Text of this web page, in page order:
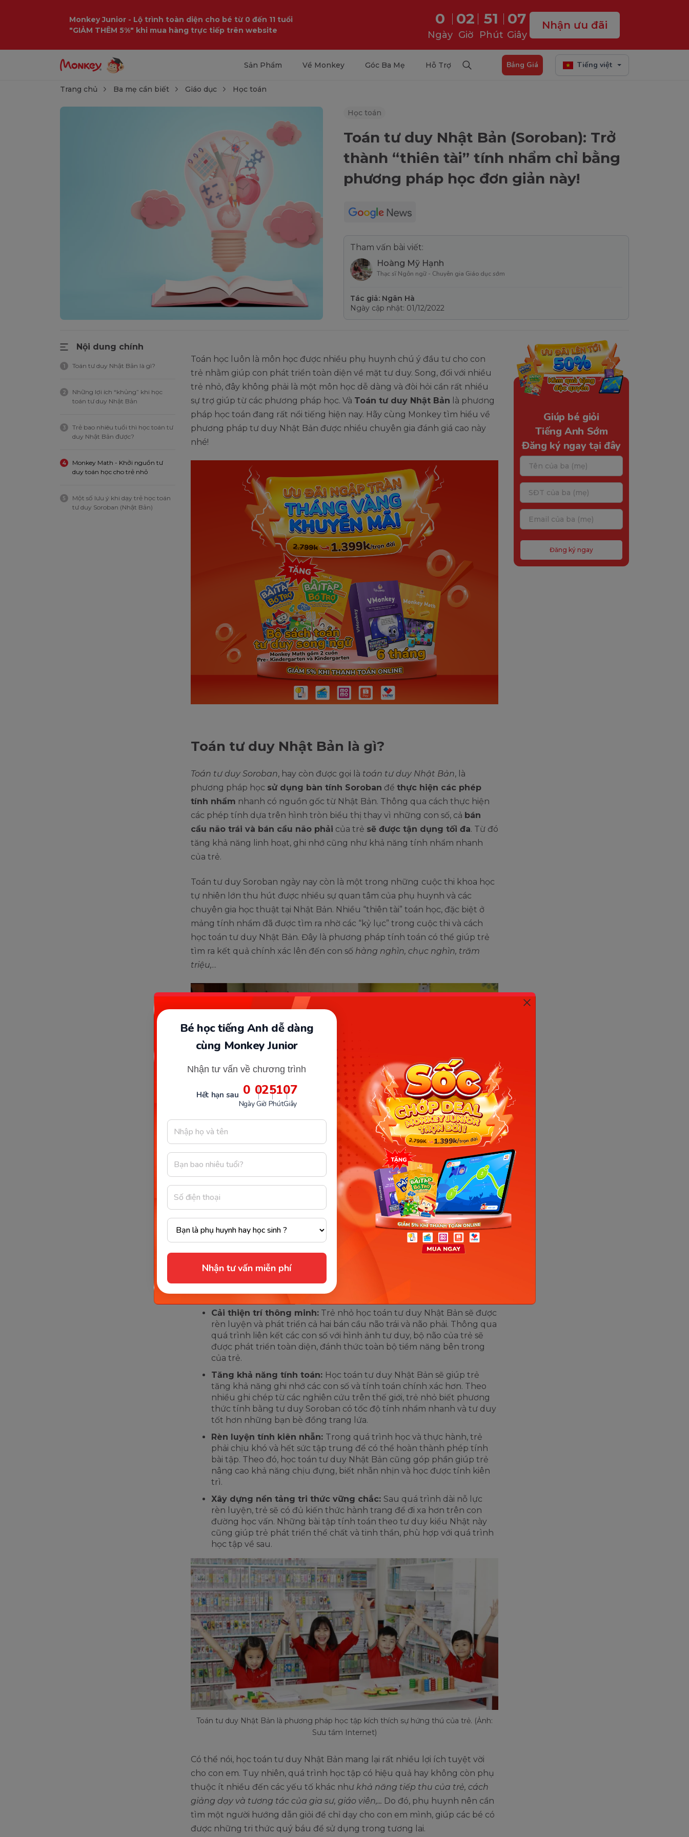
Monkey Junior - Lộ trình toàn diện cho bé từ 0 đến 11 tuổi
"GIẢM THÊM 5%" khi mua hàng trực tiếp trên website
0
Ngày
02
Giờ
51
Phút
06
Giây
Nhận ưu đãi
Sản Phẩm Về Monkey Góc Ba Mẹ Hỗ Trợ Bảng Giá Tiếng việt
Bé học tiếng Anh dễ dàng
cùng Monkey Junior
Nhận tư vấn về chương trình
Hết hạn sau 0
Ngày
02
Giờ
51
Phút
06
Giây
Nhận tư vấn miễn phí
Trang chủ Ba mẹ cần biết Giáo dục Học toán
Học toán
Toán tư duy Nhật Bản (Soroban): Trở
thành “thiên tài” tính nhẩm chỉ bằng
phương pháp học đơn giản này!
Tham vấn bài viết:
Hoàng Mỹ Hạnh
Thạc sĩ Ngôn ngữ - Chuyên gia Giáo dục sớm
Tác giả: Ngân Hà
Ngày cập nhật: 01/12/2022
Nội dung chính
1 Toán tư duy Nhật Bản là gì?
2
Những lợi ích “khủng” khi học
toán tư duy Nhật Bản
3
Trẻ bao nhiêu tuổi thì học toán tư
duy Nhật Bản được?
4
Monkey Math - Khởi nguồn tư
duy toán học cho trẻ nhỏ
5
Một số lưu ý khi dạy trẻ học toán
tư duy Soroban (Nhật Bản)
Toán học luôn là môn học được nhiều phụ huynh chú ý đầu tư cho con
trẻ nhằm giúp con phát triển toàn diện về mặt tư duy. Song, đối với nhiều
trẻ nhỏ, đây không phải là một môn học dễ dàng và đòi hỏi cần rất nhiều
sự trợ giúp từ các phương pháp học. Và Toán tư duy Nhật Bản là phương
pháp học toán đang rất nổi tiếng hiện nay. Hãy cùng Monkey tìm hiểu về
phương pháp tư duy Nhật Bản được nhiều chuyên gia đánh giá cao này
nhé!
Toán tư duy Nhật Bản là gì?
Toán tư duy Soroban, hay còn được gọi là toán tư duy Nhật Bản, là
phương pháp học sử dụng bàn tính Soroban để thực hiện các phép
tính nhẩm nhanh có nguồn gốc từ Nhật Bản. Thông qua cách thực hiện
các phép tính dựa trên hình tròn biểu thị thay vì những con số, cả bán
cầu não trái và bán cầu não phải của trẻ sẽ được tận dụng tối đa. Từ đó
tăng khả năng linh hoạt, ghi nhớ cũng như khả năng tính nhẩm nhanh
của trẻ.
Toán tư duy Soroban ngày nay còn là một trong những cuộc thi khoa học
tự nhiên lớn thu hút được nhiều sự quan tâm của phụ huynh và các
chuyên gia học thuật tại Nhật Bản. Nhiều “thiên tài” toán học, đặc biệt ở
mảng tính nhẩm đã được tìm ra nhờ các “kỷ lục” trong cuộc thi và cách
học toán tư duy Nhật Bản. Đây là phương pháp tính toán có thể giúp trẻ
tìm ra kết quả chính xác lên đến con số hàng nghìn, chục nghìn, trăm
triệu,...
Toán tư duy Nhật Bản là khái niệm học thuật quen thuộc đối với các chuyên gia toán
học hàng đầu. (Ảnh: Sưu tầm Internet)
Những lợi ích “khủng” khi học toán tư duy
Nhật Bản
Hiện nay, vẫn còn nhiều phụ huynh đang đắn đo về vấn đề liệu có nên cho
pháp này mang lại cho trẻ
năng tính nhẩm mà còn ở các khía cạnh khác như:
Cải thiện trí thông minh: Trẻ nhỏ học toán tư duy Nhật Bản sẽ được
rèn luyện và phát triển cả hai bán cầu não trái và não phải. Thông qua
quá trình liên kết các con số với hình ảnh tư duy, bộ não của trẻ sẽ
được phát triển toàn diện, đánh thức toàn bộ tiềm năng bên trong
của trẻ.
Tăng khả năng tính toán: Học toán tư duy Nhật Bản sẽ giúp trẻ
tăng khả năng ghi nhớ các con số và tính toán chính xác hơn. Theo
nhiều ghi chép từ các nghiên cứu trên thế giới, trẻ nhỏ biết phương
thức tính bằng tư duy Soroban có tốc độ tính nhẩm nhanh và tư duy
tốt hơn những bạn bè đồng trang lứa.
Rèn luyện tính kiên nhẫn: Trong quá trình học và thực hành, trẻ
phải chịu khó và hết sức tập trung để có thể hoàn thành phép tính
bài tập. Theo đó, học toán tư duy Nhật Bản cũng góp phần giúp trẻ
nâng cao khả năng chịu đựng, biết nhẫn nhịn và học được tính kiên
trì.
Xây dựng nền tảng tri thức vững chắc: Sau quá trình dài nỗ lực
rèn luyện, trẻ sẽ có đủ kiến thức hành trang để đi xa hơn trên con
đường học vấn. Những bài tập tính toán theo tư duy kiểu Nhật này
cũng giúp trẻ phát triển thể chất và tinh thần, phù hợp với quá trình
học tập về sau.
Toán tư duy Nhật Bản là phương pháp học tập kích thích sự hứng thú của trẻ. (Ảnh:
Sưu tầm Internet)
Có thể nói, học toán tư duy Nhật Bản mang lại rất nhiều lợi ích tuyệt vời
cho con em. Tuy nhiên, quá trình học tập có hiệu quả hay không còn phụ
thuộc ít nhiều đến các yếu tố khác như khả năng tiếp thu của trẻ, cách
giảng dạy và tương tác của gia sư, giáo viên,... Do đó, phụ huynh nên cần
tìm một người hướng dẫn giỏi để chỉ dạy cho con em mình, giúp các bé có
được những tri thức quý báu để sử dụng trong tương lai.
Giúp bé giỏi
Tiếng Anh Sớm
Đăng ký ngay tại đây
Đăng ký ngay